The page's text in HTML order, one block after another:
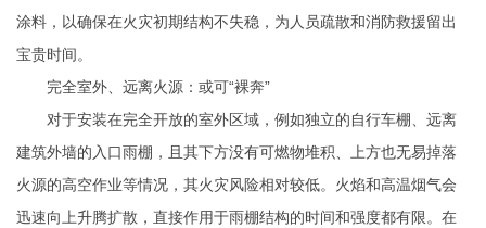
涂料，以确保在火灾初期结构不失稳，为人员疏散和消防救援留出
宝贵时间。
完全室外、远离火源：或可“裸奔”
对于安装在完全开放的室外区域，例如独立的自行车棚、远离
建筑外墙的入口雨棚，且其下方没有可燃物堆积、上方也无易掉落
火源的高空作业等情况，其火灾风险相对较低。火焰和高温烟气会
迅速向上升腾扩散，直接作用于雨棚结构的时间和强度都有限。在